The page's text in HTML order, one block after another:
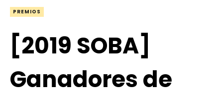
PREMIOS
[2019 SOBA]
Ganadores de